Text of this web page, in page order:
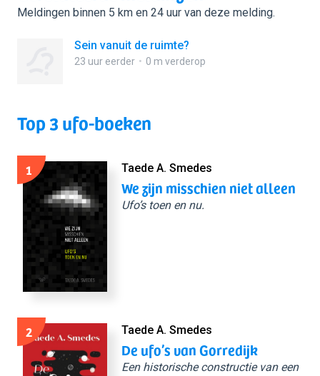
Meldingen binnen 5 km en 24 uur van deze melding.
Sein vanuit de ruimte?
23 uur eerder 0 m verderop
Top 3 ufo-boeken
1 Taede A. Smedes
We zijn misschien niet alleen
Ufo’s toen en nu.
2 Taede A. Smedes
De ufo’s van Gorredijk
Een historische constructie van een